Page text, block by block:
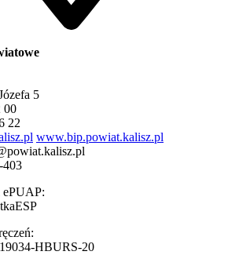
5
00
22
www.bip.powiat.kalisz.pl
403
ePUAP:
HBURS-20